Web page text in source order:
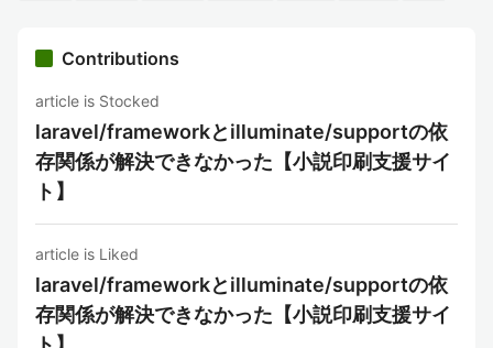
Contributions
article is Stocked
laravel/frameworkとilluminate/supportの依
存関係が解決できなかった【小説印刷支援サイ
ト】
article is Liked
laravel/frameworkとilluminate/supportの依
存関係が解決できなかった【小説印刷支援サイ